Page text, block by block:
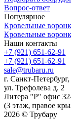
Вопрос-ответ
Популярное
Кровельные
Кровельные
Наши контакты
+7 (921) 651-62-91
+7 (921) 651-62-91
sale@trubaru.ru
г. Санкт-Петербург,
ул. Трефолева д. 2
Литера "Р" офис
(3 этаж, правое
2026 © Трубару